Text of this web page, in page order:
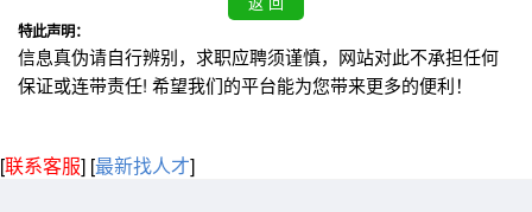
特此声明：
信息真伪请自行辨别，求职应聘须谨慎，网站对此不承担任何
保证或连带责任! 希望我们的平台能为您带来更多的便利！
[联系客服] [最新找人才]